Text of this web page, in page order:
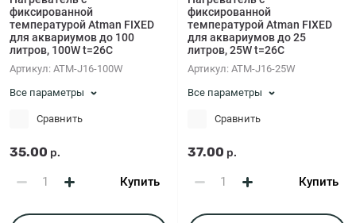
фиксированной
температурой Atman FIXED
для аквариумов до 100
литров, 100W t=26C
Артикул: ATM-J16-100W
Все параметры
Сравнить
35.00 р.
Купить
фиксированной
температурой Atman FIXED
для аквариумов до 25
литров, 25W t=26C
Артикул: ATM-J16-25W
Все параметры
Сравнить
37.00 р.
Купить